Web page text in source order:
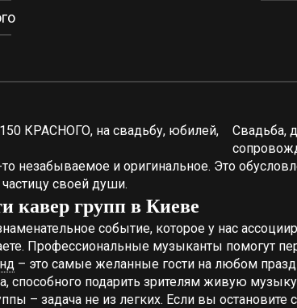
150 КРАСНОГО, на свадьбу, юбилей,
Свадьба,
то незабываемое и оригинальное. Это
своей души.
кавер групп в Киеве
событие, которое у нас
Профессиональные музыканты помогут
– это самые желанные гости на любом
способного подарить зрителям живую
– задача не из легких. Если вы